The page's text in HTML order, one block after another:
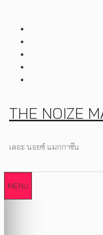
THE NOIZE
เดอะ นอยซ์ แมกกาซีน
MENU